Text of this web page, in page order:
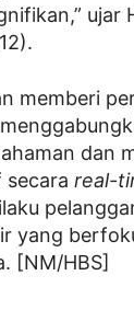
ujar
memberi
dan
secara real-
yang
[NM/HBS]